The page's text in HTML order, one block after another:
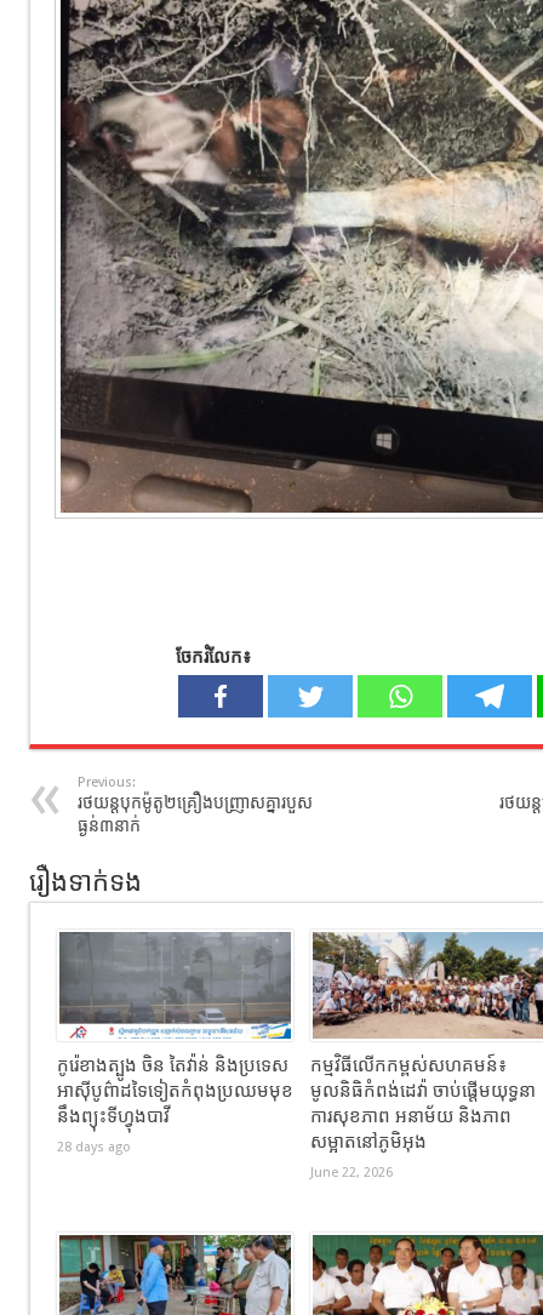
ចែករំលែក៖
Previous:
រថយន្តបុកម៉ូតូ២គ្រឿងបញ្រាសគ្នារបួស
ធ្ងន់៣នាក់
រថយន្
រឿងទាក់ទង
កូរ៉េខាងត្បូង ចិន តៃវ៉ាន់ និងប្រទេស
អាស៊ីបូព៌ាដទៃទៀតកំពុងប្រឈមមុខ
នឹងព្យុះទីហ្វុងបាវី
28 days ago
កម្មវិធីលើកកម្ពស់សហគមន៍៖
មូលនិធិកំពង់ដេវ៉ា ចាប់ផ្តើមយុទ្ធនា
ការសុខភាព អនាម័យ និងភាព
សម្អាតនៅភូមិអុង
June 22, 2026